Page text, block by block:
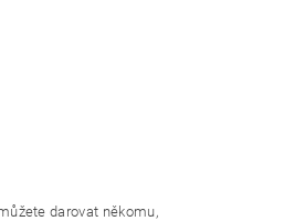
darovat někomu,